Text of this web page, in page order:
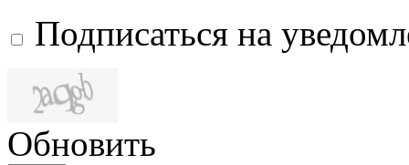
Подписаться на
Обновить